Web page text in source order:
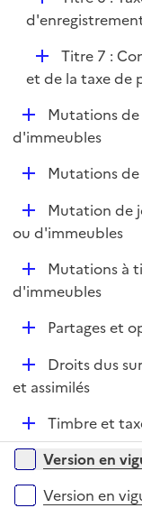
é
i
e
D
é
l
i
e
Titre 7 :
et de la taxe de
D
é
e
r
Mutations
d'immeubles
D
l
r
Mutations
D
é
i
Mutation de
ou d'immeubles
D
é
r
Mutations à
d'immeubles
D
l
r
Partages et
D
é
e
r
Droits dus
et assimilés
D
é
p
Timbre et
Versions sur la
Version en
Version en